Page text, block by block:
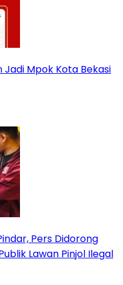
Mpok Kota Bekasi
Pers Didorong
Lawan Pinjol Ilegal